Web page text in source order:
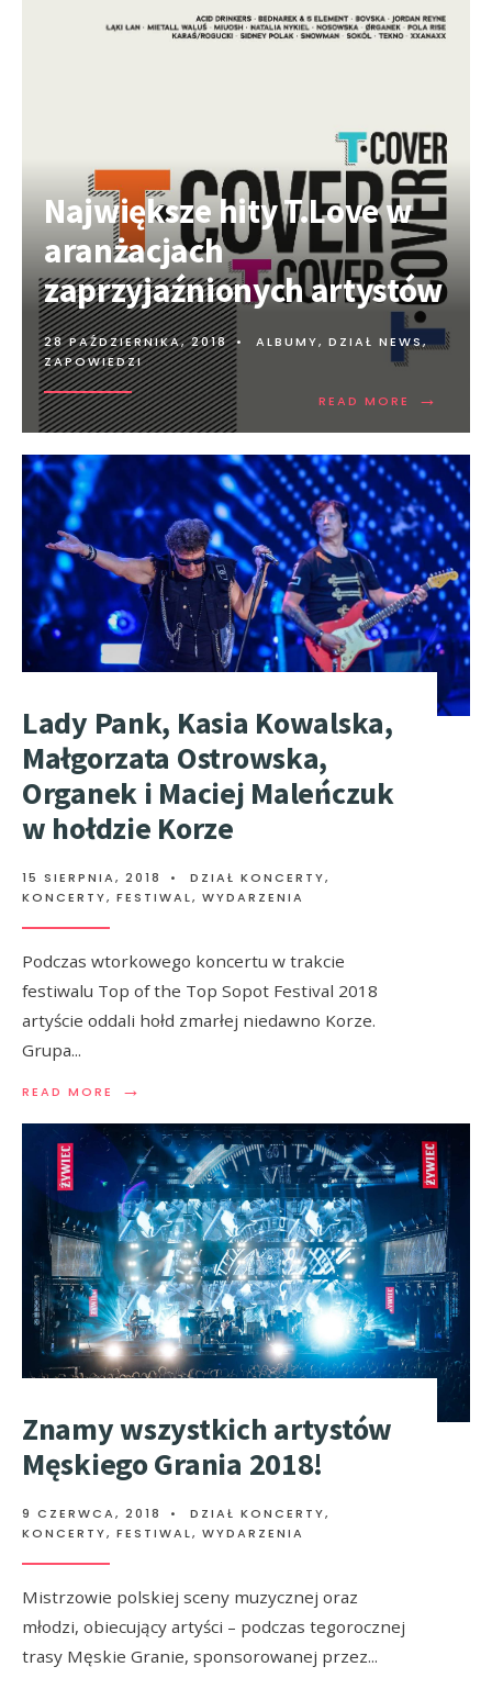
Największe hity T.Love w
aranżacjach
zaprzyjaźnionych artystów
28 PAŹDZIERNIKA, 2018 • ALBUMY, DZIAŁ NEWS,
ZAPOWIEDZI
READ MORE →
Lady Pank, Kasia Kowalska,
Małgorzata Ostrowska,
Organek i Maciej Maleńczuk
w hołdzie Korze
15 SIERPNIA, 2018 • DZIAŁ KONCERTY,
KONCERTY, FESTIWAL, WYDARZENIA
Podczas wtorkowego koncertu w trakcie
festiwalu Top of the Top Sopot Festival 2018
artyście oddali hołd zmarłej niedawno Korze.
Grupa...
READ MORE →
Znamy wszystkich artystów
Męskiego Grania 2018!
9 CZERWCA, 2018 • DZIAŁ KONCERTY,
KONCERTY, FESTIWAL, WYDARZENIA
Mistrzowie polskiej sceny muzycznej oraz
młodzi, obiecujący artyści – podczas tegorocznej
trasy Męskie Granie, sponsorowanej przez...